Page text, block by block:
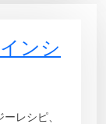
ンシ
レシピ、